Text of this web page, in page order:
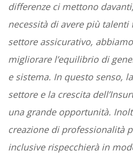
differenze ci mettono
necessità di avere più
settore assicurativo,
migliorare l’equilibrio di
e sistema. In questo senso,
settore e la crescita
una grande opportunità.
creazione di professionalità
inclusive rispecchierà in